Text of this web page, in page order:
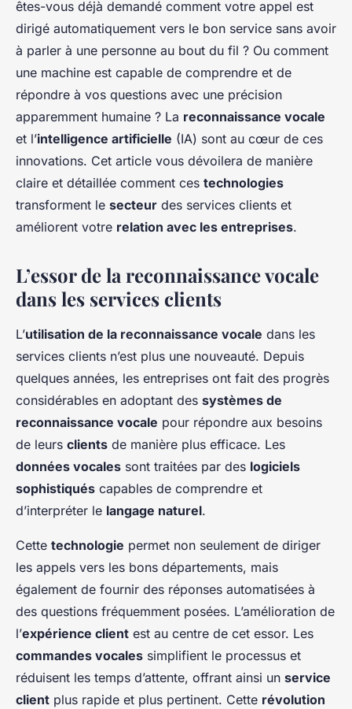
clients?
Lyna• 16 septembre 2024• 6 min de lecture
êtes-vous déjà demandé comment votre appel est
dirigé automatiquement vers le bon service sans avoir
à parler à une personne au bout du fil ? Ou comment
une machine est capable de comprendre et de
répondre à vos questions avec une précision
apparemment humaine ? La reconnaissance vocale
et l’intelligence artificielle (IA) sont au cœur de ces
innovations. Cet article vous dévoilera de manière
claire et détaillée comment ces technologies
transforment le secteur des services clients et
améliorent votre relation avec les entreprises.
L’essor de la reconnaissance vocale
dans les services clients
L’utilisation de la reconnaissance vocale dans les
services clients n’est plus une nouveauté. Depuis
quelques années, les entreprises ont fait des progrès
considérables en adoptant des systèmes de
reconnaissance vocale pour répondre aux besoins
de leurs clients de manière plus efficace. Les
données vocales sont traitées par des logiciels
sophistiqués capables de comprendre et
d’interpréter le langage naturel.
Cette technologie permet non seulement de diriger
les appels vers les bons départements, mais
également de fournir des réponses automatisées à
des questions fréquemment posées. L’amélioration de
l’expérience client est au centre de cet essor. Les
commandes vocales simplifient le processus et
réduisent les temps d’attente, offrant ainsi un service
client plus rapide et plus pertinent. Cette révolution